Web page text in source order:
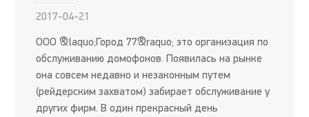
2017-04-21
ООО &laquo;Город 77&raquo; это организация по
обслуживанию домофонов. Появилась на рынке
она совсем недавно и незаконным путем
(рейдерским захватом) забирает обслуживание у
других фирм. В один прекрасный день